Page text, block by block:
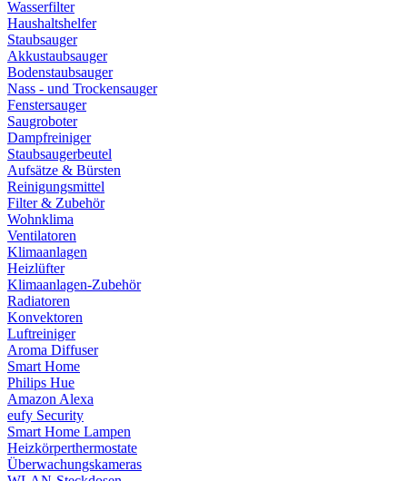
Wasserfilter
Haushaltshelfer
Staubsauger
Akkustaubsauger
Bodenstaubsauger
Nass - und Trockensauger
Fenstersauger
Saugroboter
Dampfreiniger
Staubsaugerbeutel
Aufsätze & Bürsten
Reinigungsmittel
Filter & Zubehör
Wohnklima
Ventilatoren
Klimaanlagen
Heizlüfter
Klimaanlagen-Zubehör
Radiatoren
Konvektoren
Luftreiniger
Aroma Diffuser
Smart Home
Philips Hue
Amazon Alexa
eufy Security
Smart Home Lampen
Heizkörperthermostate
Überwachungskameras